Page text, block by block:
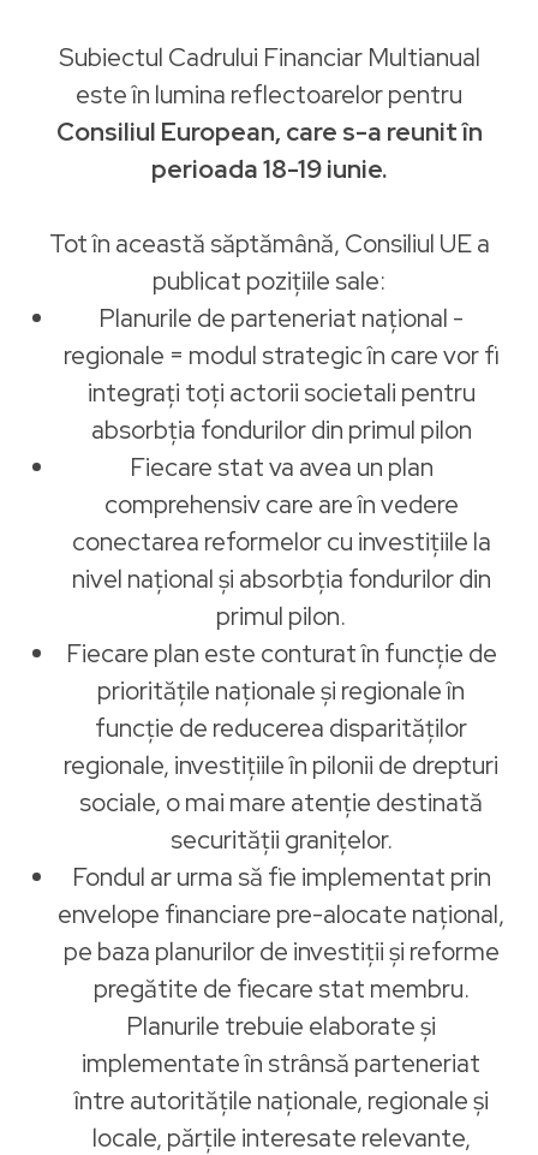
Subiectul Cadrului Financiar Multianual
este în lumina reflectoarelor pentru
Consiliul European, care s-a reunit în
perioada 18-19 iunie.
Tot în această săptămână, Consiliul UE a
publicat pozițiile sale:
Planurile de parteneriat național -
regionale = modul strategic în care vor fi
integrați toți actorii societali pentru
absorbția fondurilor din primul pilon
Fiecare stat va avea un plan
comprehensiv care are în vedere
conectarea reformelor cu investițiile la
nivel național și absorbția fondurilor din
primul pilon.
Fiecare plan este conturat în funcție de
prioritățile naționale și regionale în
funcție de reducerea disparităților
regionale, investițiile în pilonii de drepturi
sociale, o mai mare atenție destinată
securității granițelor.
Fondul ar urma să fie implementat prin
envelope financiare pre-alocate național,
pe baza planurilor de investiții și reforme
pregătite de fiecare stat membru.
Planurile trebuie elaborate și
implementate în strânsă parteneriat
între autoritățile naționale, regionale și
locale, părțile interesate relevante,